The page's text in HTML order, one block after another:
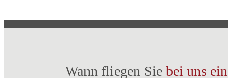
Wann fliegen Sie bei uns